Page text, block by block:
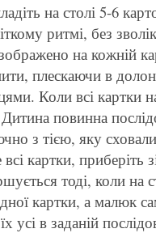
на столі 5-6
ритмі, без
на кожній
плескаючи в
Коли всі картки
повинна
з тією, яку
картки, приберіть
тоді, коли на
картки, а малюк
усі в заданій